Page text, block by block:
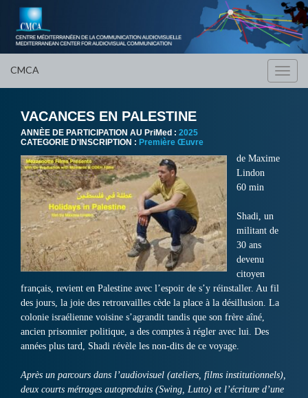
CMCA
VACANCES EN PALESTINE
ANNÈE DE PARTICIPATION AU PriMed : 2025
CATEGORIE D'INSCRIPTION : Première Œuvre
de Maxime
Lindon
60 min
Shadi, un
militant de
30 ans
devenu
citoyen
français, revient en Palestine avec l’espoir de s’y réinstaller. Au fil
des jours, la joie des retrouvailles cède la place à la désillusion. La
colonie israélienne voisine s’agrandit tandis que son frère aîné,
ancien prisonnier politique, a des comptes à régler avec lui. Des
années plus tard, Shadi révèle les non-dits de ce voyage.
Après un parcours dans l’audiovisuel (ateliers, films institutionnels),
deux courts métrages autoproduits (Swing, Lutto) et l’écriture d’une